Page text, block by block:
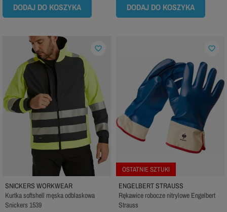
DODAJ DO KOSZYKA DODAJ DO KOSZYKA
SNICKERS WORKWEAR
Kurtka softshell męska odblaskowa
Snickers 1539
favorite_border
OSTATNIE SZTUKI
ENGELBERT STRAUSS
Rękawice robocze nitrylowe Engelbert
Strauss
favorite_border